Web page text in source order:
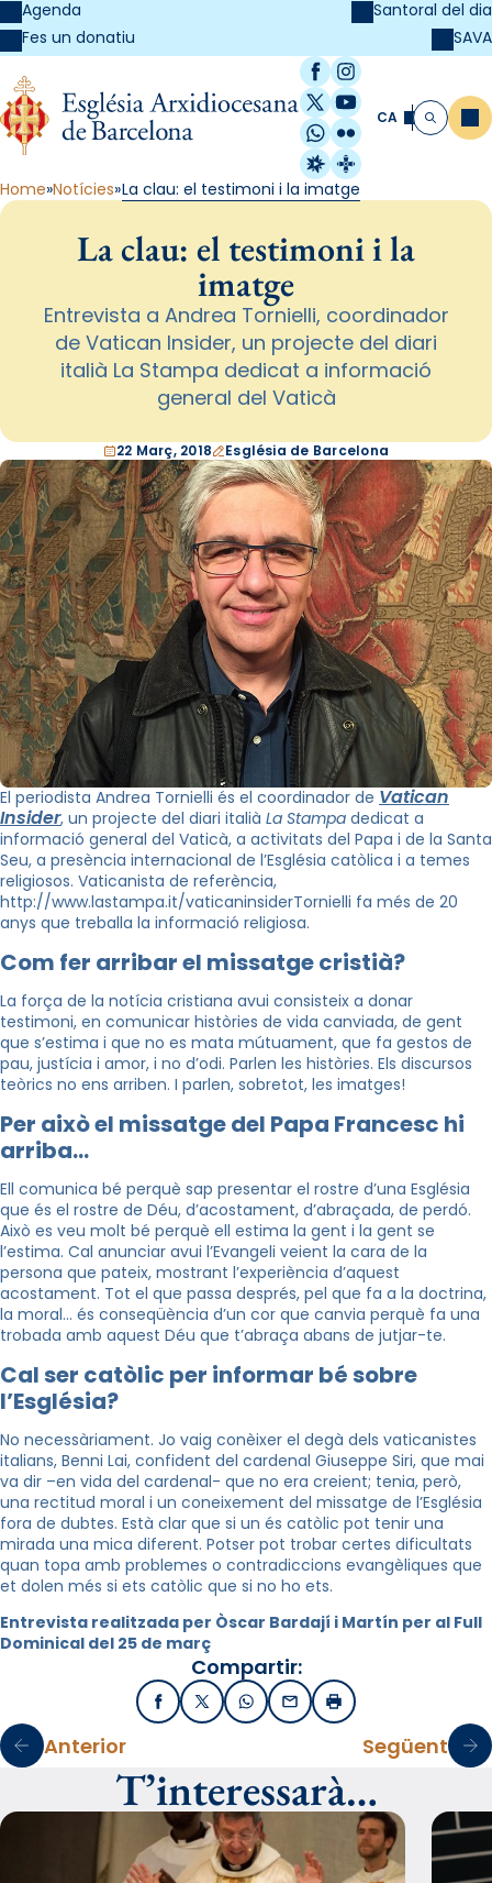
Agenda
Fes un donatiu
Santoral del dia
SAVA
Facebook
Instagram
X / Twitter
YouTube
WhatsApp
Flickr
Radio Estel
Catalunya
CA Cerca
Home Notícies La clau: el testimoni i la imatge
La clau: el testimoni i la
imatge
Entrevista a Andrea Tornielli, coordinador
de Vatican Insider, un projecte del diari
italià La Stampa dedicat a informació
general del Vaticà
22 Març, 2018 Església de Barcelona
El periodista Andrea Tornielli és el coordinador de Vatican
Insider, un projecte del diari italià La Stampa dedicat a
informació general del Vaticà, a activitats del Papa i de la Santa
Seu, a presència internacional de l’Església catòlica i a temes
religiosos. Vaticanista de referència,
http://www.lastampa.it/vaticaninsiderTornielli fa més de 20
anys que treballa la informació religiosa.
Com fer arribar el missatge cristià?
La força de la notícia cristiana avui consisteix a donar
testimoni, en comunicar històries de vida canviada, de gent
que s’estima i que no es mata mútuament, que fa gestos de
pau, justícia i amor, i no d’odi. Parlen les històries. Els discursos
teòrics no ens arriben. I parlen, sobretot, les imatges!
Per això el missatge del Papa Francesc hi
arriba…
Ell comunica bé perquè sap presentar el rostre d’una Església
que és el rostre de Déu, d’acostament, d’abraçada, de perdó.
Això es veu molt bé perquè ell estima la gent i la gent se
l’estima. Cal anunciar avui l’Evangeli veient la cara de la
persona que pateix, mostrant l’experiència d’aquest
acostament. Tot el que passa després, pel que fa a la doctrina,
la moral… és conseqüència d’un cor que canvia perquè fa una
trobada amb aquest Déu que t’abraça abans de jutjar-te.
Cal ser catòlic per informar bé sobre
l’Església?
No necessàriament. Jo vaig conèixer el degà dels vaticanistes
italians, Benni Lai, confident del cardenal Giuseppe Siri, que mai
va dir –en vida del cardenal- que no era creient; tenia, però,
una rectitud moral i un coneixement del missatge de l’Església
fora de dubtes. Està clar que si un és catòlic pot tenir una
mirada una mica diferent. Potser pot trobar certes dificultats
quan topa amb problemes o contradiccions evangèliques que
et dolen més si ets catòlic que si no ho ets.
Entrevista realitzada per Òscar Bardají i Martín per al Full
Dominical del 25 de març
Compartir:
FacebookX / TwitterWhatsApp
EmailImprimir
Anterior Següent
T’interessarà…